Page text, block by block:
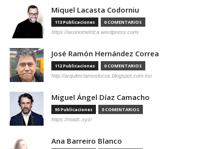
Miquel Lacasta Codorniu
113 Publicaciones 0 COMENTARIOS
https://axonometrica.wordpress.com/
José Ramón Hernández Correa
112 Publicaciones 0 COMENTARIOS
http://arquitectamoslocos.blogspot.com.es/
Miguel Ángel Díaz Camacho
95 Publicaciones 0 COMENTARIOS
https://madc.xyz/
Ana Barreiro Blanco